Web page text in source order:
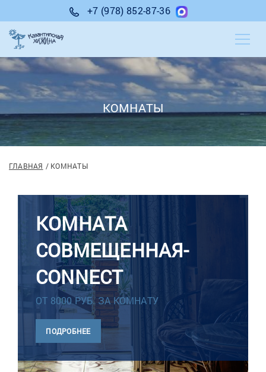
+7 (978) 852-87-36
КОМНАТЫ
ГЛАВНАЯ КОМНАТЫ
КОМНАТА
СОВМЕЩЕННАЯ-
CONNECT
ОТ 8000 РУБ. ЗА КОМНАТУ
ПОДРОБНЕЕ